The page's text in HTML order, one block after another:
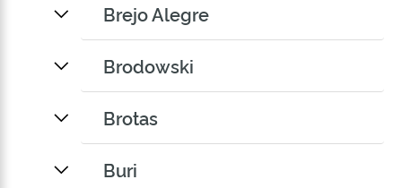
Brejo Alegre
Brodowski
Brotas
Buri